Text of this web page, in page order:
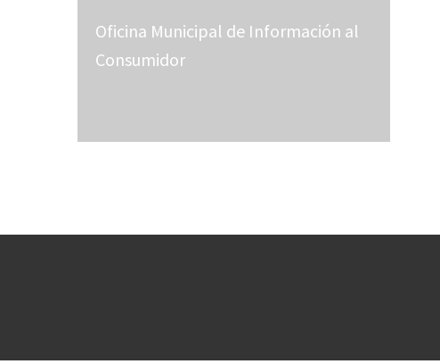
Oficina Municipal de Información al
Consumidor